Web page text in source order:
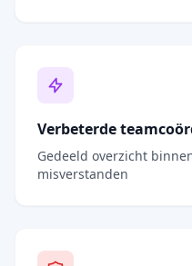
Verbeterde
Gedeeld overzicht
misverstanden